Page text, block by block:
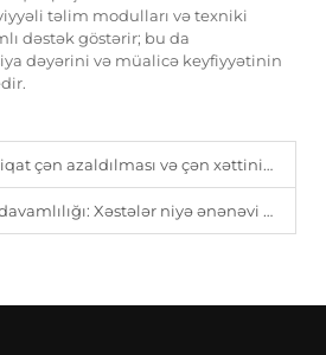
təlim modulları və texniki
dəstək göstərir; bu da
dəyərini və müalicə keyfiyyətinin
və çən xəttinin formalaşdırılması üçün üstünlük verilən müalicədir.
Xəstələr niyə ənənəvi üz bakımı əvəzinə HIFU seçirlər?